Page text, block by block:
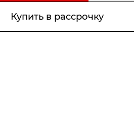
Купить в рассрочку